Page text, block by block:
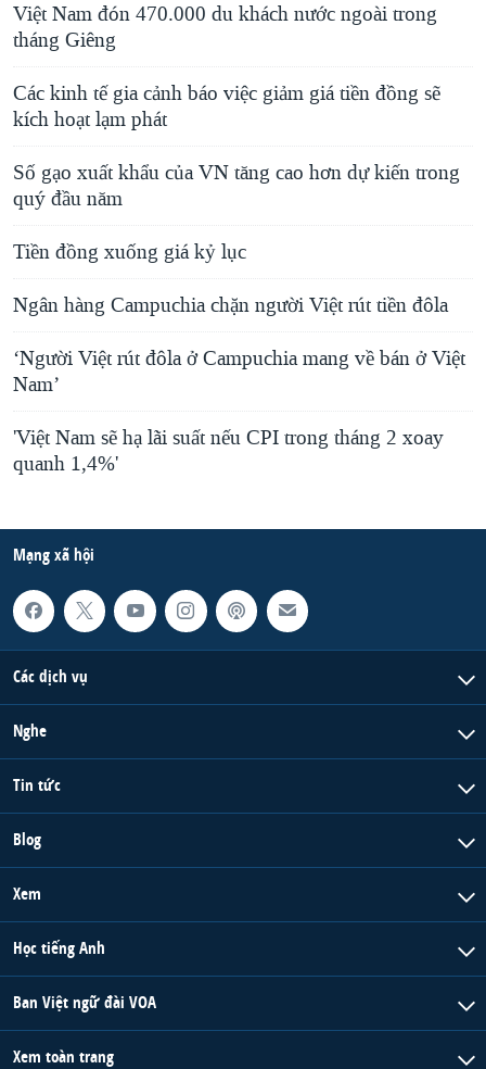
Việt Nam đón 470.000 du khách nước ngoài trong
tháng Giêng
Các kinh tế gia cảnh báo việc giảm giá tiền đồng sẽ
kích hoạt lạm phát
Số gạo xuất khẩu của VN tăng cao hơn dự kiến trong
quý đầu năm
Tiền đồng xuống giá kỷ lục
Ngân hàng Campuchia chặn người Việt rút tiền đôla
‘Người Việt rút đôla ở Campuchia mang về bán ở Việt
Nam’
'Việt Nam sẽ hạ lãi suất nếu CPI trong tháng 2 xoay
quanh 1,4%'
Mạng xã hội
Các dịch vụ
Nghe
Tin tức
Blog
Xem
Học tiếng Anh
Ban Việt ngữ đài VOA
Xem toàn trang